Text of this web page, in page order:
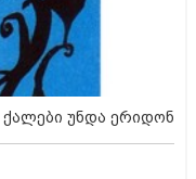
ქალები უნდა ერიდონ